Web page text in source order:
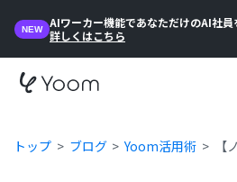
NEW
AIワーカー機能であなただけのAI社員
詳しくはこちら
トップ ブログ Yoom活用術